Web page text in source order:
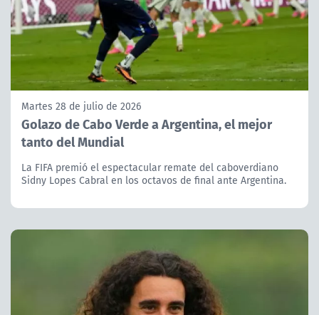
Martes 28 de julio de 2026
Golazo de Cabo Verde a Argentina, el mejor
tanto del Mundial
La FIFA premió el espectacular remate del caboverdiano
Sidny Lopes Cabral en los octavos de final ante Argentina.